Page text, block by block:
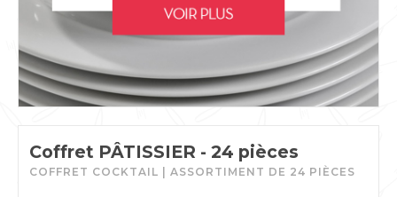
Coffret PÂTISSIER - 24 pièces
COFFRET COCKTAIL | ASSORTIMENT DE 24 PIÈCES